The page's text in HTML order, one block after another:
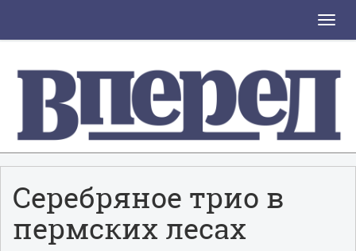
Toggle
Серебряное трио в
пермских лесах